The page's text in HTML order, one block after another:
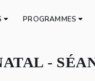
PROGRAMMES
-